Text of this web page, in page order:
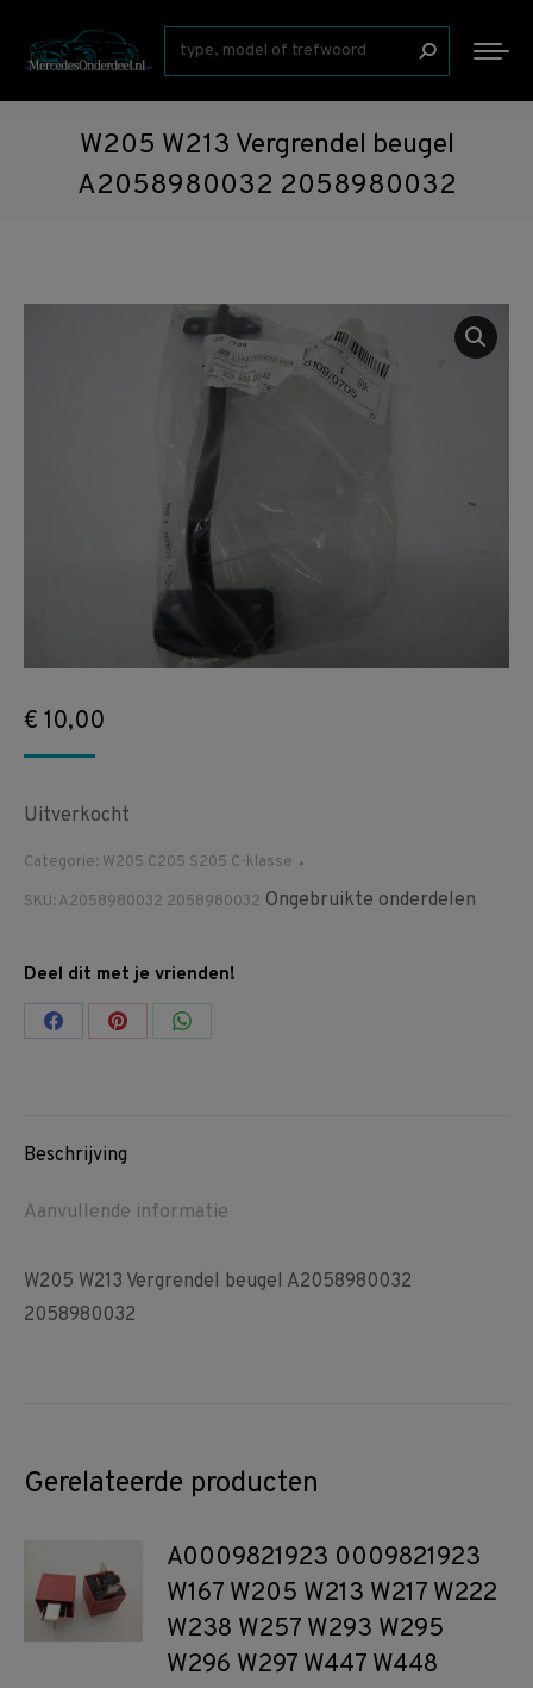
Zoeken:
W205 W213 Vergrendel beugel
A2058980032 2058980032
€ 10,00
Uitverkocht
Categorie: W205 C205 S205 C-klasse
SKU:A2058980032 2058980032 Ongebruikte onderdelen
Deel dit met je vrienden!
Share Share Share
Beschrijving
Aanvullende informatie
W205 W213 Vergrendel beugel A2058980032
2058980032
Gerelateerde producten
A0009821923 0009821923
W167 W205 W213 W217 W222
W238 W257 W293 W295
W296 W297 W447 W448